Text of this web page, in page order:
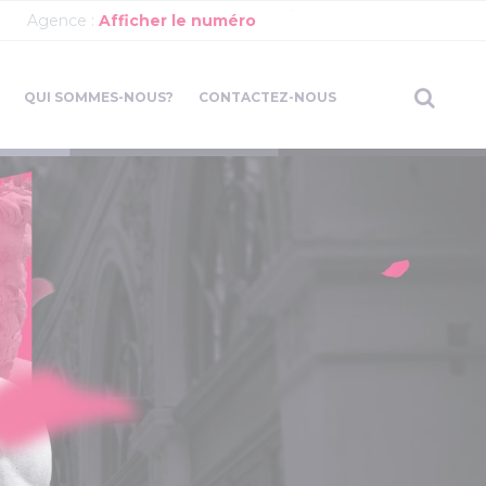
Agence : Afficher le numéro
QUI SOMMES-NOUS? CONTACTEZ-NOUS